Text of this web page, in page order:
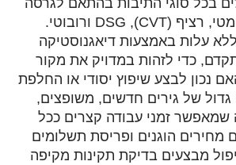
ולשנתון, כולל אוטומטי, רציף (CVT), DSG ורובוטי.
עלות באמצעות דיאגנוסטיקה
כדי לזהות במדויק את מקור
נכון לבצע שיפוץ יסודי או החלפת
גדול של גירים חדשים, משופצים,
שמאפשר זמני עבודה קצרים ככל
מחירים הוגנים ופריסת תשלומים
מבצעים בדיקת תקינות מקיפה